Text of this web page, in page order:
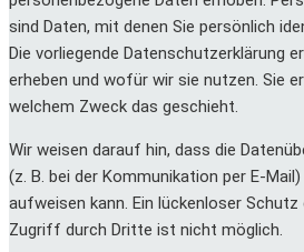
sind Daten, mit denen Sie persönlich
Die vorliegende Datenschutzerklärung
erheben und wofür wir sie nutzen. Sie
welchem Zweck das geschieht.
Wir weisen darauf hin, dass die
(z. B. bei der Kommunikation per E-
aufweisen kann. Ein lückenloser Schutz
Zugriff durch Dritte ist nicht möglich.